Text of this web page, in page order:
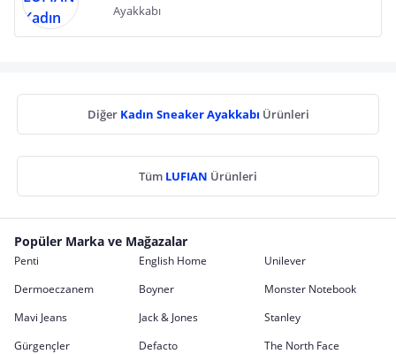
Ayakkabı
Diğer Kadın Sneaker Ayakkabı Ürünleri
Tüm LUFIAN Ürünleri
Popüler Marka ve Mağazalar
Penti English Home
Unilever
Dermoeczanem
Boyner
Monster Notebook
Mavi Jeans
Jack & Jones
Stanley
Gürgençler
Defacto
The North Face